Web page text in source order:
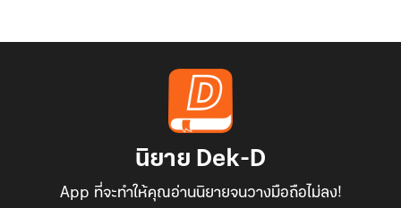
นิยาย Dek-D
App ที่จะทำให้คุณอ่านนิยายจนวางมือถือไม่ลง!